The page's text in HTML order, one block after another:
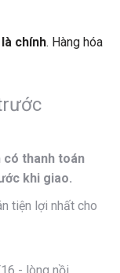
chính. Hàng hóa
có thanh toán
khi giao.
tiện lợi nhất cho